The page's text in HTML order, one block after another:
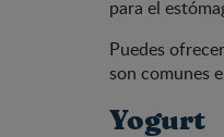
para el
Puedes
son comunes
Yogurt